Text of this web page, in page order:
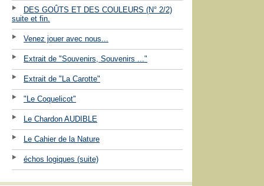
DES GOÛTS ET DES COULEURS (N° 2/2)
suite et fin.
Venez jouer avec nous...
Extrait de "Souvenirs, Souvenirs ..."
Extrait de "La Carotte"
"Le Coquelicot"
Le Chardon AUDIBLE
Le Cahier de la Nature
échos logiques (suite)